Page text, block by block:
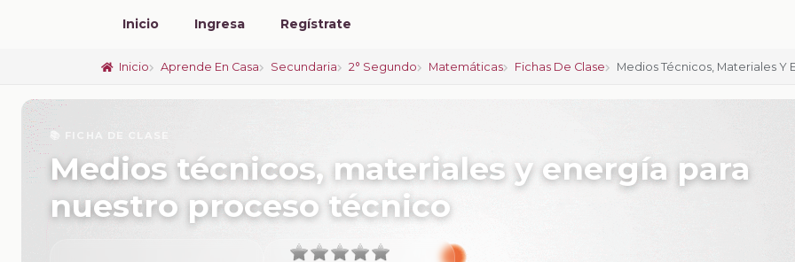
Inicio Ingresa Regístrate
Inicio Aprende En Casa Secundaria 2° Segundo Matemáticas Fichas De Clase Medios Técnicos, Materiales Y
📚 FICHA DE CLASE
Medios técnicos, materiales y energía para
nuestro proceso técnico